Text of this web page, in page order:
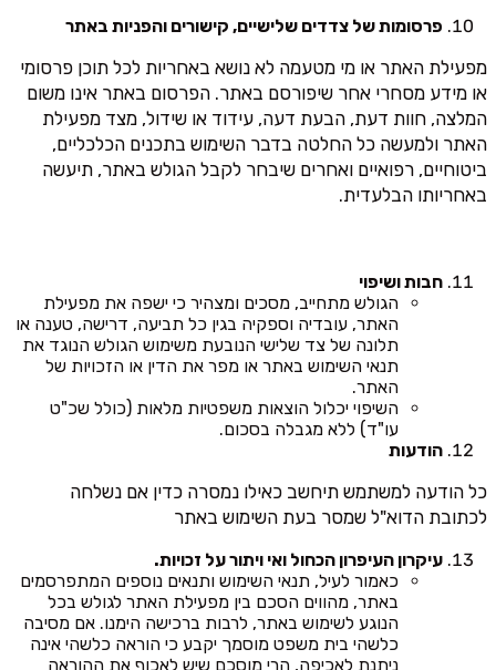
פרסומות של צדדים שלישיים, קישורים והפניות באתר
מפעילת האתר או מי מטעמה לא נושא באחריות לכל תוכן פרסומי
או מידע מסחרי אחר שיפורסם באתר. הפרסום באתר אינו משום
המלצה, חוות דעת, הבעת דעה, עידוד או שידול, מצד מפעילת
האתר ולמעשה כל החלטה בדבר השימוש בתכנים הכלכליים,
ביטוחיים, רפואיים ואחרים שיבחר לקבל הגולש באתר, תיעשה
באחריותו הבלעדית.
חבות ושיפוי
הגולש מתחייב, מסכים ומצהיר כי ישפה את מפעילת
האתר, עובדיה וספקיה בגין כל תביעה, דרישה, טענה או
תלונה של צד שלישי הנובעת משימוש הגולש הנוגד את
תנאי השימוש באתר או מפר את הדין או הזכויות של
האתר.
השיפוי יכלול הוצאות משפטיות מלאות (כולל שכ"ט
עו"ד) ללא מגבלה בסכום.
הודעות
כל הודעה למשתמש תיחשב כאילו נמסרה כדין אם נשלחה
לכתובת הדוא"ל שמסר בעת השימוש באתר
עיקרון העיפרון הכחול ואי ויתור על זכויות.
כאמור לעיל, תנאי השימוש ותנאים נוספים המתפרסמים
באתר, מהווים הסכם בין מפעילת האתר לגולש בכל
הנוגע לשימוש באתר, לרבות ברכישה הימנו. אם מסיבה
כלשהי בית משפט מוסמך יקבע כי הוראה כלשהי אינה
ניתנת לאכיפה, הרי מוסכם שיש לאכוף את ההוראה